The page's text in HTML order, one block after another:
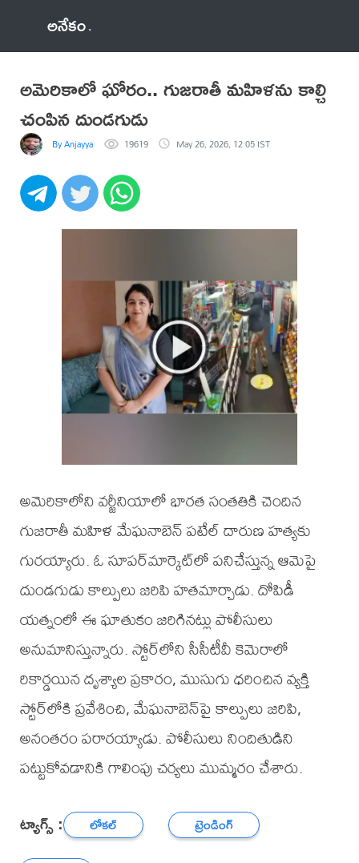
అనేకం
అమెరికాలో ఘోరం.. గుజరాతీ మహిళను కాల్చి
చంపిన దుండగుడు
By Anjayya 19619 May 26, 2026, 12:05 IST
అమెరికాలోని వర్జీనియాలో భారత సంతతికి చెందిన
గుజరాతీ మహిళ మేఘనాబెన్ పటేల్ దారుణ హత్యకు
గురయ్యారు. ఓ సూపర్‌మార్కెట్‌లో పనిచేస్తున్న ఆమెపై
దుండగుడు కాల్పులు జరిపి హతమార్చాడు. దోపిడీ
యత్నంలో ఈ ఘాతుకం జరిగినట్లు పోలీసులు
అనుమానిస్తున్నారు. స్టోర్‌లోని సీసీటీవీ కెమెరాలో
రికార్డయిన దృశ్యాల ప్రకారం, ముసుగు ధరించిన వ్యక్తి
స్టోర్‌లోకి ప్రవేశించి, మేఘనాబెన్‌పై కాల్పులు జరిపి,
అనంతరం పరారయ్యాడు. పోలీసులు నిందితుడిని
పట్టుకోవడానికి గాలింపు చర్యలు ముమ్మరం చేశారు.
ట్యాగ్స్ : లోకల్
ట్రెండింగ్